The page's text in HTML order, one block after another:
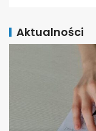
Aktualności